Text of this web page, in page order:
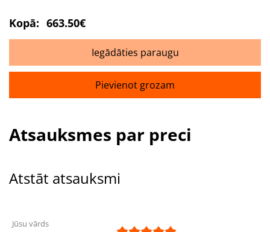
Kopā: 663.50€
Iegādāties paraugu
Pievienot grozam
Atsauksmes par preci
Atstāt atsauksmi
Jūsu vārds